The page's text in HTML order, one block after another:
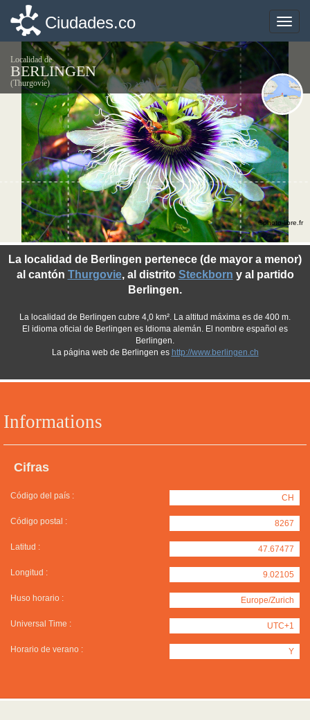
Toggle
Ciudades.co
Localidad de
BERLINGEN
(Thurgovie)
Informations
Cifras
Código del país : CH
Código postal : 8267
Latitud : 47.67477
Longitud : 9.02105
Huso horario : Europe/Zurich
Universal Time : UTC+1
Horario de verano : Y
La localidad de Berlingen pertenece (de mayor a menor)
al cantón Thurgovie, al distrito Steckborn y al partido
Berlingen.
La localidad de Berlingen cubre 4,0 km². La altitud máxima es de 400 m.
El idioma oficial de Berlingen es Idioma alemán. El nombre español es
Berlingen.
La página web de Berlingen es http://www.berlingen.ch
©photo-libre.fr
Toggle
Ciudades.co